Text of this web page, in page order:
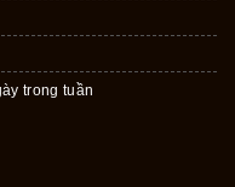
trong tuần